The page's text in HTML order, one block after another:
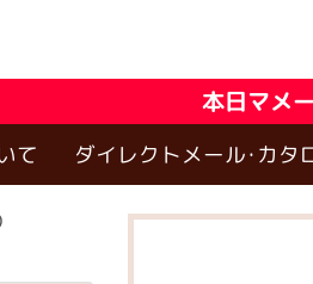
本日マメ
て ダイレクトメール･カタ